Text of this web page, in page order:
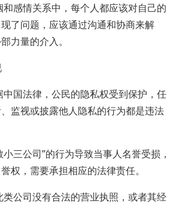
和感情关系中，每个人都应该对自己的
了问题，应该通过沟通和协商来解
力量的介入。
中国法律，公民的隐私权受到保护，任
监视或披露他人隐私的行为都是违法
小三公司”的行为导致当事人名誉受损，
权，需要承担相应的法律责任。
类公司没有合法的营业执照，或者其经